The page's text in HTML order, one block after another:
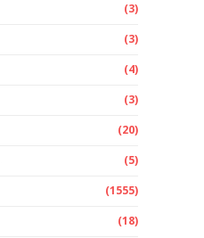
(3)
(3)
(4)
(3)
(20)
(5)
(1555)
(18)